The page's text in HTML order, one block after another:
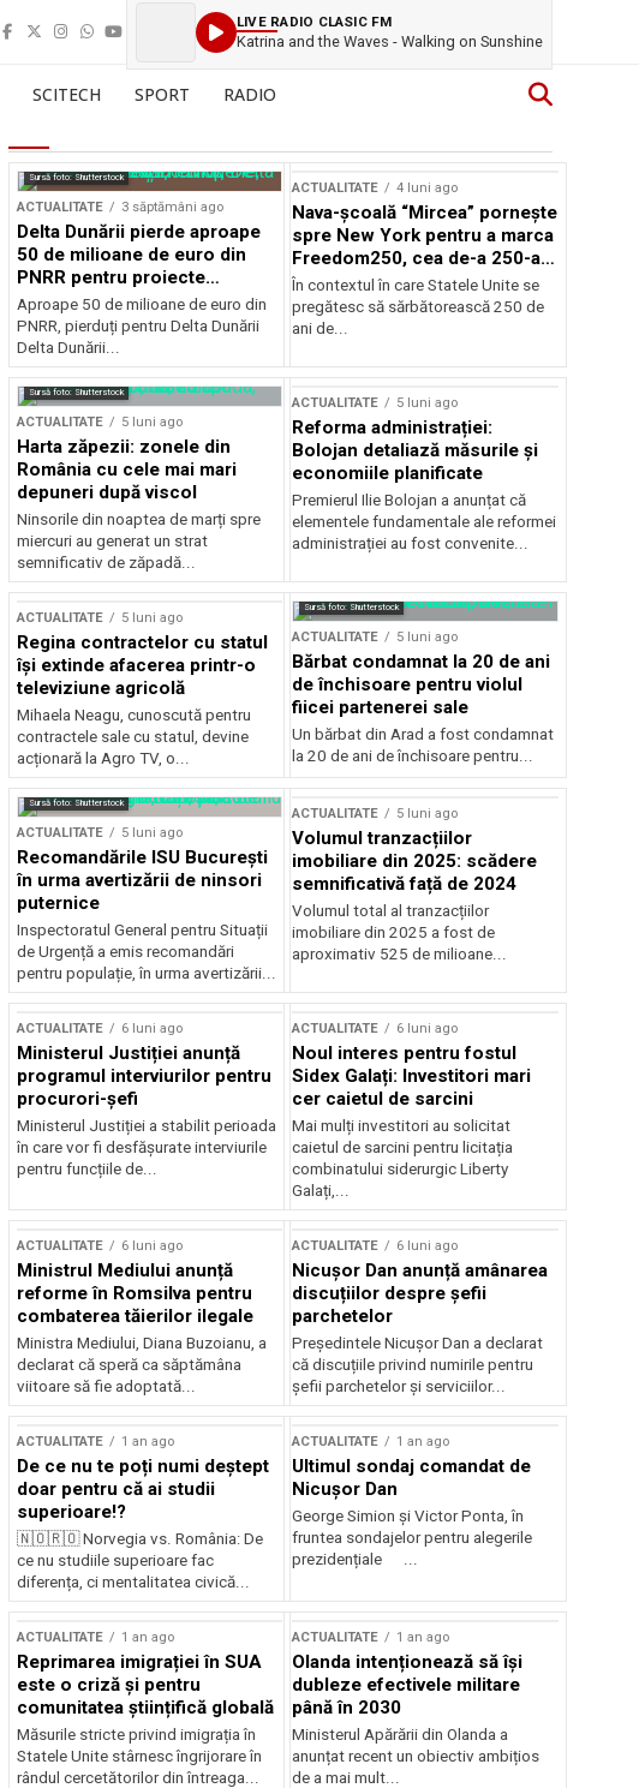
LIVE RADIO CLASIC FM
Katrina and the Waves - Walking on Sunshine
SCITECH SPORT RADIO
Sursă foto: Shutterstock
ACTUALITATE 3 săptămâni ago
Delta Dunării pierde aproape
50 de milioane de euro din
PNRR pentru proiecte
esențiale
Aproape 50 de milioane de euro din
PNRR, pierduți pentru Delta Dunării
Delta Dunării...
ACTUALITATE 4 luni ago
Nava-școală “Mircea” pornește
spre New York pentru a marca
Freedom250, cea de-a 250-a
aniversare a Statelor Unite
În contextul în care Statele Unite se
pregătesc să sărbătorească 250 de
ani de...
Sursă foto: Shutterstock
ACTUALITATE 5 luni ago
Harta zăpezii: zonele din
România cu cele mai mari
depuneri după viscol
Ninsorile din noaptea de marți spre
miercuri au generat un strat
semnificativ de zăpadă...
ACTUALITATE 5 luni ago
Reforma administrației:
Bolojan detaliază măsurile și
economiile planificate
Premierul Ilie Bolojan a anunțat că
elementele fundamentale ale reformei
administrației au fost convenite...
ACTUALITATE 5 luni ago
Regina contractelor cu statul
își extinde afacerea printr-o
televiziune agricolă
Mihaela Neagu, cunoscută pentru
contractele sale cu statul, devine
acționară la Agro TV, o...
Sursă foto: Shutterstock
ACTUALITATE 5 luni ago
Bărbat condamnat la 20 de ani
de închisoare pentru violul
fiicei partenerei sale
Un bărbat din Arad a fost condamnat
la 20 de ani de închisoare pentru...
Sursă foto: Shutterstock
ACTUALITATE 5 luni ago
Recomandările ISU București
în urma avertizării de ninsori
puternice
Inspectoratul General pentru Situații
de Urgență a emis recomandări
pentru populație, în urma avertizării...
ACTUALITATE 5 luni ago
Volumul tranzacțiilor
imobiliare din 2025: scădere
semnificativă față de 2024
Volumul total al tranzacțiilor
imobiliare din 2025 a fost de
aproximativ 525 de milioane...
ACTUALITATE 6 luni ago
Ministerul Justiției anunță
programul interviurilor pentru
procurori-șefi
Ministerul Justiției a stabilit perioada
în care vor fi desfășurate interviurile
pentru funcțiile de...
ACTUALITATE 6 luni ago
Noul interes pentru fostul
Sidex Galați: Investitori mari
cer caietul de sarcini
Mai mulți investitori au solicitat
caietul de sarcini pentru licitația
combinatului siderurgic Liberty
Galați,...
ACTUALITATE 6 luni ago
Ministrul Mediului anunță
reforme în Romsilva pentru
combaterea tăierilor ilegale
Ministra Mediului, Diana Buzoianu, a
declarat că speră ca săptămâna
viitoare să fie adoptată...
ACTUALITATE 6 luni ago
Nicușor Dan anunță amânarea
discuțiilor despre șefii
parchetelor
Președintele Nicușor Dan a declarat
că discuțiile privind numirile pentru
șefii parchetelor și serviciilor...
ACTUALITATE 1 an ago
De ce nu te poți numi deștept
doar pentru că ai studii
superioare!?
🇳🇴🇷🇴 Norvegia vs. România: De
ce nu studiile superioare fac
diferența, ci mentalitatea civică...
ACTUALITATE 1 an ago
Ultimul sondaj comandat de
Nicușor Dan
George Simion și Victor Ponta, în
fruntea sondajelor pentru alegerile
prezidențiale ...
ACTUALITATE 1 an ago
Reprimarea imigrației în SUA
este o criză și pentru
comunitatea științifică globală
Măsurile stricte privind imigrația în
Statele Unite stârnesc îngrijorare în
rândul cercetătorilor din întreaga...
ACTUALITATE 1 an ago
Olanda intenționează să își
dubleze efectivele militare
până în 2030
Ministerul Apărării din Olanda a
anunțat recent un obiectiv ambițios
de a mai mult...